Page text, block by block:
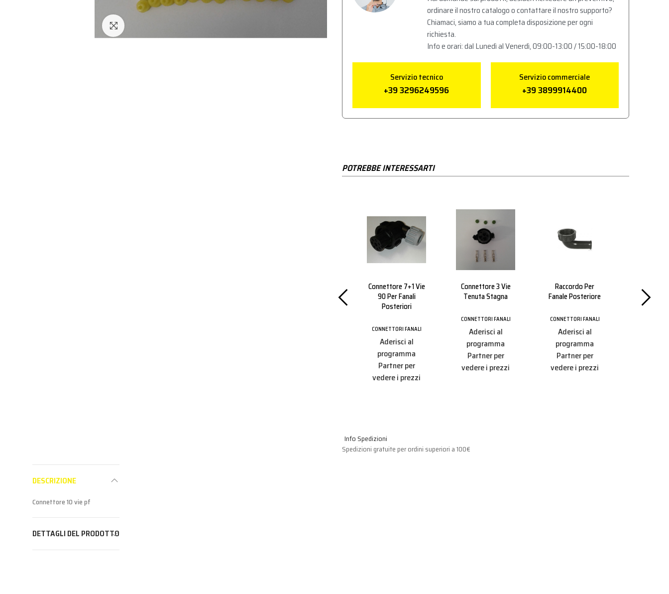
ordinare il nostro catalogo o contattare il nostro supporto?
Chiamaci, siamo a tua completa disposizione per ogni
richiesta.
Info e orari: dal Lunedì al Venerdì, 09:00-13:00 / 15:00-18:00
Servizio tecnico
+39 3296249596
Servizio commerciale
+39 3899914400
POTREBBE INTERESSARTI
Connettore 7+1 Vie
90 Per Fanali
Posteriori
CONNETTORI FANALI
Aderisci al
programma
Partner per
vedere i prezzi
Connettore 3 Vie
Tenuta Stagna
CONNETTORI FANALI
Aderisci al
programma
Partner per
vedere i prezzi
Raccordo Per
Fanale Posteriore
CONNETTORI FANALI
Aderisci al
programma
Partner per
vedere i prezzi
Tenuta
Fanale
Info Spedizioni
Spedizioni gratuite per ordini superiori a 100€
DESCRIZIONE
Connettore 10 vie pf
DETTAGLI DEL PRODOTTO